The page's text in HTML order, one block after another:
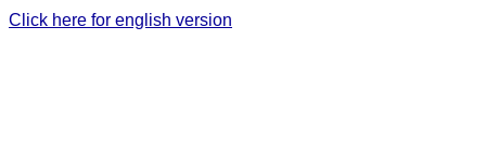
Click here for english version